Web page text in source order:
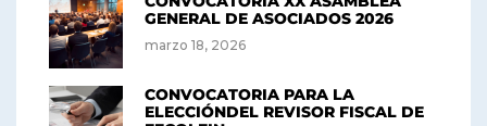
GENERAL DE ASOCIADOS 2026
marzo 18, 2026
CONVOCATORIA PARA LA
ELECCIÓNDEL REVISOR FISCAL DE